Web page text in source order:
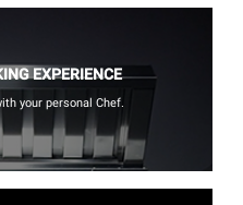
EXPERIENCE
your personal Chef.